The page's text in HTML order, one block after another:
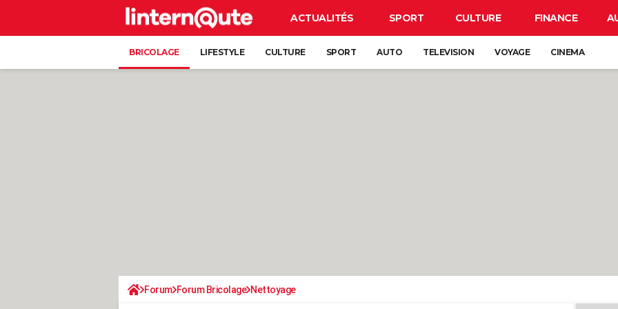
ACTUALITÉS SPORT CULTURE FINANCE
BRICOLAGE LIFESTYLE CULTURE SPORT AUTO TELEVISION VOYAGE CINEMA
Forum Forum Bricolage Nettoyage